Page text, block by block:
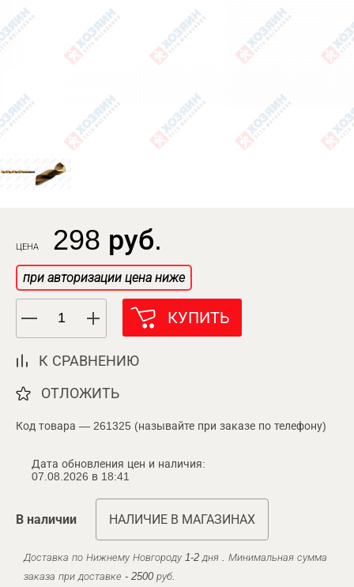
ЦЕНА 298 руб.
при авторизации цена ниже
КУПИТЬ
К СРАВНЕНИЮ
ОТЛОЖИТЬ
Код товара — 261325 (называйте при заказе по телефону)
Дата обновления цен и наличия:
07.08.2026 в 18:41
В наличии НАЛИЧИЕ В МАГАЗИНАХ
Доставка по Нижнему Новгороду 1-2 дня . Минимальная сумма
заказа при доставке - 2500 руб.